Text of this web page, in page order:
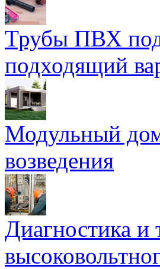
Трубы ПВХ под
подходящий
Модульный
возведения
Диагностика и